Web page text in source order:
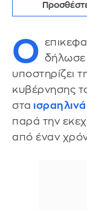
Ο δήλωσε
υποστηρίζει
κυβέρνησης
στα ισραηλινά
παρά την
από έναν